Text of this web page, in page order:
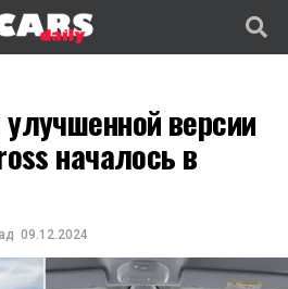
версии
началось в
09.12.2024